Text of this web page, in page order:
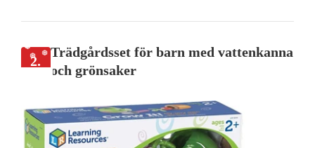
2.
Trädgårdsset för barn med vattenkanna
och grönsaker